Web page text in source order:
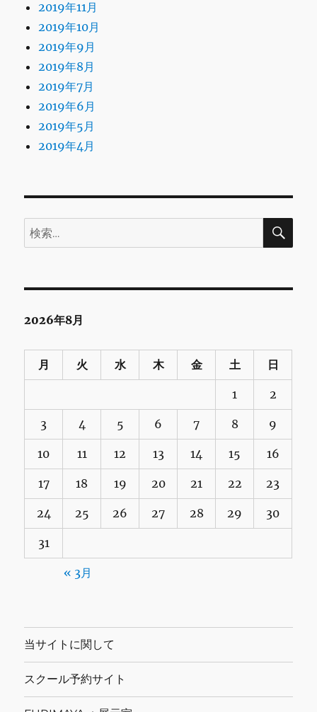
2019年11月
2019年10月
2019年9月
2019年8月
2019年7月
2019年6月
2019年5月
2019年4月
検
索:
検
2026年8月
月 火 水 木 金 土 日
1 2
3 4 5 6 7 8 9
10 11 12 13 14 15 16
17 18 19 20 21 22 23
24 25 26 27 28 29 30
31
« 3月
当サイトに関して
スクール予約サイト